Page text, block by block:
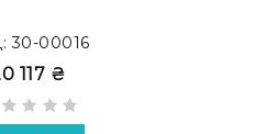
30-00016
117 ₴